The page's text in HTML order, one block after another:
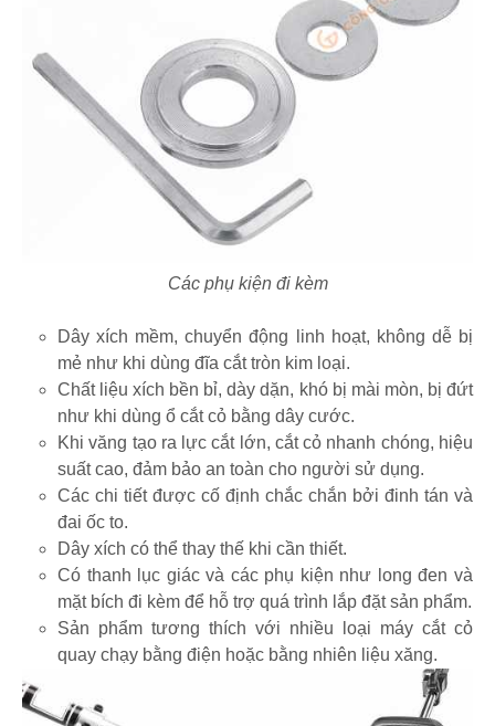
Các phụ kiện đi kèm
Dây xích mềm, chuyển động linh hoạt, không dễ bị
mẻ như khi dùng đĩa cắt tròn kim loại.
Chất liệu xích bền bỉ, dày dặn, khó bị mài mòn, bị đứt
như khi dùng ổ cắt cỏ bằng dây cước.
Khi văng tạo ra lực cắt lớn, cắt cỏ nhanh chóng, hiệu
suất cao, đảm bảo an toàn cho người sử dụng.
Các chi tiết được cố định chắc chắn bởi đinh tán và
đai ốc to.
Dây xích có thể thay thế khi cần thiết.
Có thanh lục giác và các phụ kiện như long đen và
mặt bích đi kèm để hỗ trợ quá trình lắp đặt sản phẩm.
Sản phẩm tương thích với nhiều loại máy cắt cỏ
quay chạy bằng điện hoặc bằng nhiên liệu xăng.